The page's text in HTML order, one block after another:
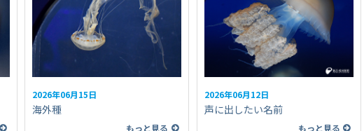
2026年06月15日
海外種
もっと見る
2026年06月12日
声に出したい名前
もっと見る